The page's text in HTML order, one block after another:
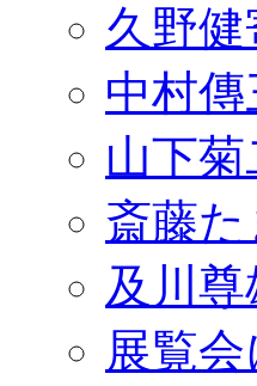
久野
中村
山下
斎藤
及川
展覧